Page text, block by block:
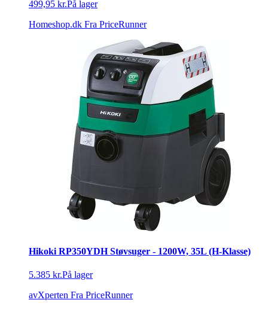
499,95 kr.På lager
Homeshop.dk Fra PriceRunner
Hikoki RP350YDH Støvsuger - 1200W, 35L (H-Klasse)
5.385 kr.På lager
avXperten Fra PriceRunner